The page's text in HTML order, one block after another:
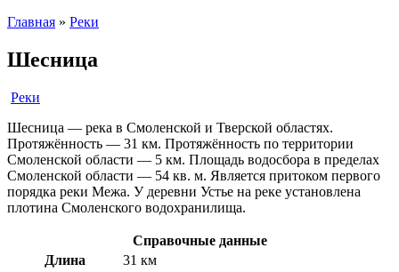
Главная » Реки
Шесница
Реки
Шесница — река в Смоленской и Тверской областях.
Протяжённость — 31 км. Протяжённость по территории
Смоленской области — 5 км. Площадь водосбора в пределах
Смоленской области — 54 кв. м. Является притоком первого
порядка реки Межа. У деревни Устье на реке установлена
плотина Смоленского водохранилища.
Справочные данные
Длина
31 км